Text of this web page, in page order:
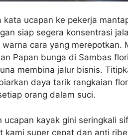
ucapan ke pekerja
siap segera konsentrasi
cara yang merepotkan.
Papan bunga di Sambas
membina jalur bisnis.
daya tarik rangkaian
orang dalam suci.
kayak gini seringkali
kami super cepat dan anti